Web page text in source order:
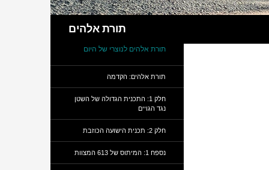
תורת אלהים
תורת אלהים לנוצרי של היום
תורת אלהים: הקדמה
חלק 1: התכנית הגדולה של השטן
נגד הגויים
חלק 2: תכנית הישועה הכוזבת
נספח 1: המיתוס של 613 המצוות